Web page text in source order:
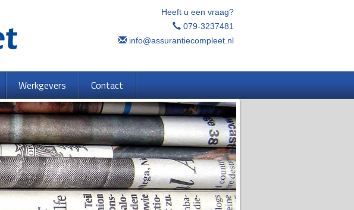
Heeft u een vraag?
079-3237481
info@assurantiecompleet.nl
Werkgevers Contact